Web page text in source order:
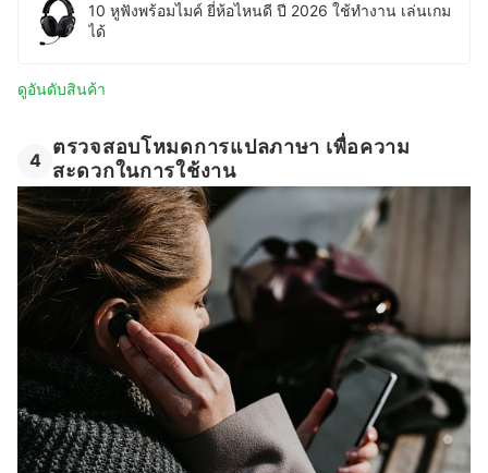
10 หูฟังพร้อมไมค์ ยี่ห้อไหนดี ปี 2026 ใช้ทำงาน เล่นเกม
ได้
ดูอันดับสินค้า
4
ตรวจสอบโหมดการแปลภาษา เพื่อความ
สะดวกในการใช้งาน